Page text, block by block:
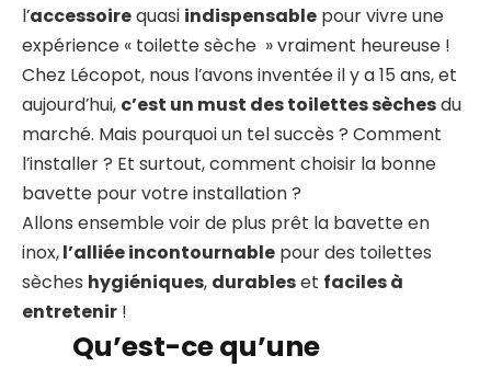
l’accessoirequasi indispensable pour vivre une
expérience « toilette sèche » vraiment heureuse !
Chez Lécopot, nous l’avons inventée il y a 15 ans, et
aujourd’hui, c’est un must des toilettes sèchesdu
marché. Mais pourquoi un tel succès ? Comment
l’installer ? Et surtout, comment choisir la bonne
bavette pour votre installation ?
Allons ensemble voir de plus prêt la bavette en
inox,l’alliée incontournable pour des toilettes
sèches hygiéniques, durableset faciles à
entretenir !
Qu’est-ce qu’une